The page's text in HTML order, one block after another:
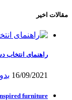
مقالات اخیر
راهنمای
16/09/2021
furniture